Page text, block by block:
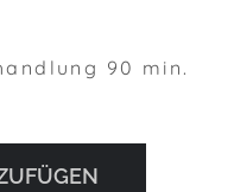
90 min.